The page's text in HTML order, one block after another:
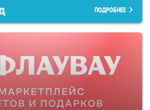
ПОДРОБНЕЕ